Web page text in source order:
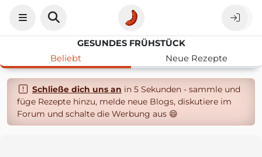
GESUNDES FRÜHSTÜCK
Beliebt
Neue Rezepte
Schließe dich uns an in 5 Sekunden - sammle und
füge Rezepte hinzu, melde neue Blogs, diskutiere im
Forum und schalte die Werbung aus 😄